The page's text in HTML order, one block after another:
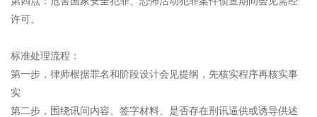
许可。
标准处理流程：
第一步，律师根据罪名和阶段设计会见提纲，先核实程序再核实事
实
第二步，围绕讯问内容、签字材料、是否存在刑讯逼供或诱导供述